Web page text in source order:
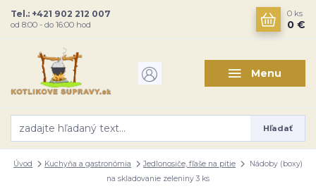
Menu
Hľadať
Tel.: +421 902 212 007
od 8:00 - do 16:00 hod
0 ks
0 €
Úvod Kuchyňa a gastronómia Jedlonosiče, fľaše na pitie
Nádoby (boxy)
na skladovanie zeleniny 3 ks